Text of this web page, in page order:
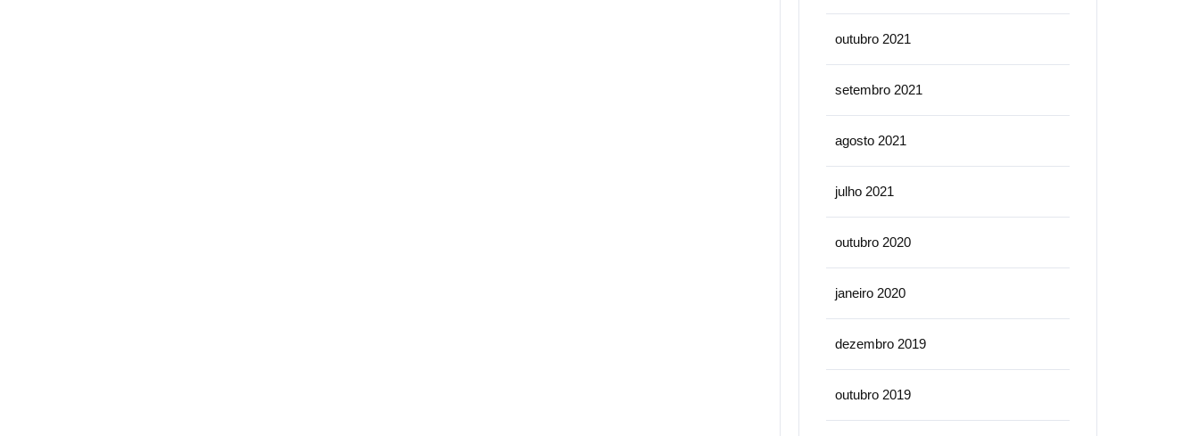
outubro 2021
setembro 2021
agosto 2021
julho 2021
outubro 2020
janeiro 2020
dezembro 2019
outubro 2019